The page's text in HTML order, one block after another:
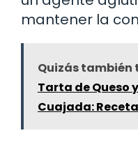
mantener la
Quizás también
Tarta de Queso
Cuajada: